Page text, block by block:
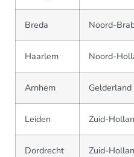
Breda Noord-
Haarlem Noord-
Arnhem Gelderland
Leiden Zuid-
Dordrecht Zuid-